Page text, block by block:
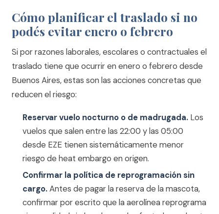
Cómo planificar el traslado si no
podés evitar enero o febrero
Si por razones laborales, escolares o contractuales el
traslado tiene que ocurrir en enero o febrero desde
Buenos Aires, estas son las acciones concretas que
reducen el riesgo:
Reservar vuelo nocturno o de madrugada. Los
vuelos que salen entre las 22:00 y las 05:00
desde EZE tienen sistemáticamente menor
riesgo de heat embargo en origen.
Confirmar la política de reprogramación sin
cargo.Antes de pagar la reserva de la mascota,
confirmar por escrito que la aerolínea reprograma